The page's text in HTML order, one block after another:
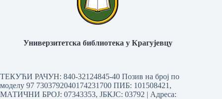
Универзитетска библиотека у Крагујевцу
ТЕКУЋИ РАЧУН: 840-32124845-40 Позив на број по
моделу 97 7303792040174231700 ПИБ: 101508421,
МАТИЧНИ БРОЈ: 07343353, ЈБКЈС: 03792 | Aдреса: